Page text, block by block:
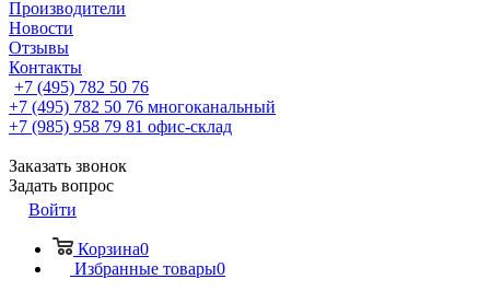
Производители
Новости
Отзывы
Контакты
+7 (495) 782 50 76
+7 (495) 782 50 76 многоканальный
+7 (985) 958 79 81 офис-склад
Заказать звонок
Задать вопрос
Войти
Корзина0
Избранные товары0